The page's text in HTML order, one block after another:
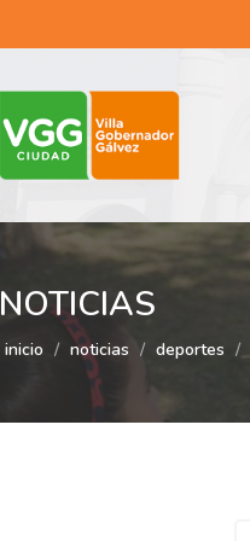
NOTICIAS
inicio noticias deportes